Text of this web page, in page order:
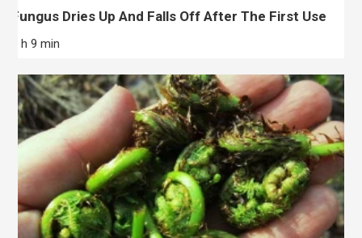
Fungus Dries Up And Falls Off After The First Use
5 h 9 min